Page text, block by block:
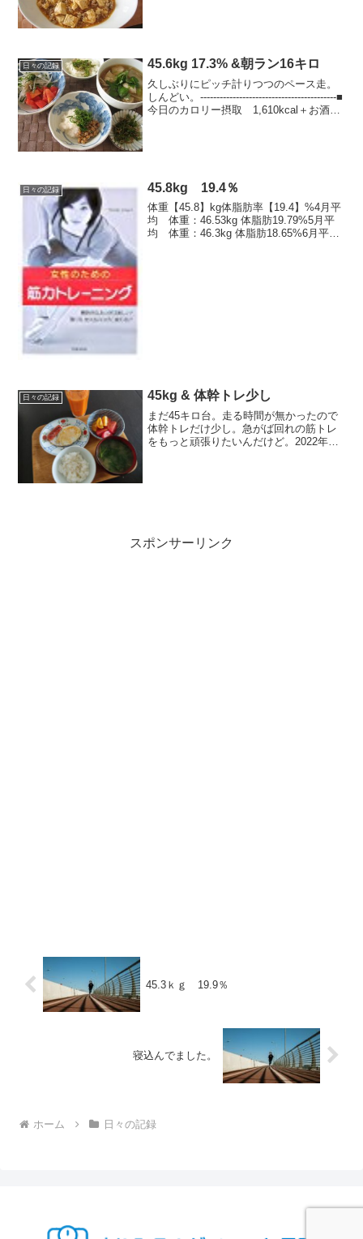
日々の記録 45.6kg 17.3% &朝ラン16キロ
久しぶりにピッチ計りつつのペース走。
しんどい。------------------------------------------■
今日のカロリー摂取 1,610kcal＋お酒～
日々の記録 45.8kg 19.4％
体重【45.8】kg体脂肪率【19.4】%4月平
均 体重：46.53kg 体脂肪19.79%5月平
均 体重：46.3kg 体脂肪18.65%6月平
日々の記録 45kg & 体幹トレ少し
まだ45キロ台。走る時間が無かったので
体幹トレだけ少し。急がば回れの筋トレ
をもっと頑張りたいんだけど。2022年の
スポンサーリンク
45.3ｋｇ 19.9％
寝込んでました。
ホーム 日々の記録